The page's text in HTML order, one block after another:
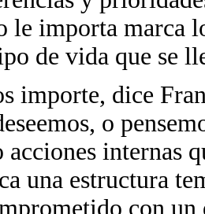
le importa marca
de vida que se
importe, dice
o
acciones internas
una estructura
con